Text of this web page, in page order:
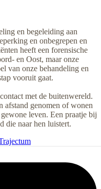
en begeleiding aan
en onbegrepen en
heeft een forensische
en Oost, maar onze
van onze behandeling en
vooruit gaat.
met de buitenwereld.
afstand genomen of wonen
leven. Een praatje bij
die naar hen luistert.